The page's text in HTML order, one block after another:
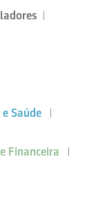
Saúde
Financeira